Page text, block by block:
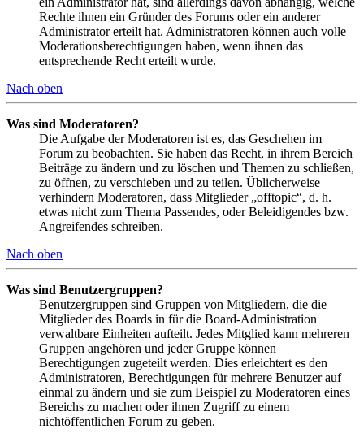
Rechte ihnen ein Gründer des Forums oder ein anderer
Administrator erteilt hat. Administratoren können auch volle
Moderationsberechtigungen haben, wenn ihnen das
entsprechende Recht erteilt wurde.
Nach oben
Was sind Moderatoren?
Die Aufgabe der Moderatoren ist es, das Geschehen im
Forum zu beobachten. Sie haben das Recht, in ihrem Bereich
Beiträge zu ändern und zu löschen und Themen zu schließen,
zu öffnen, zu verschieben und zu teilen. Üblicherweise
verhindern Moderatoren, dass Mitglieder „offtopic“, d. h.
etwas nicht zum Thema Passendes, oder Beleidigendes bzw.
Angreifendes schreiben.
Nach oben
Was sind Benutzergruppen?
Benutzergruppen sind Gruppen von Mitgliedern, die die
Mitglieder des Boards in für die Board-Administration
verwaltbare Einheiten aufteilt. Jedes Mitglied kann mehreren
Gruppen angehören und jeder Gruppe können
Berechtigungen zugeteilt werden. Dies erleichtert es den
Administratoren, Berechtigungen für mehrere Benutzer auf
einmal zu ändern und sie zum Beispiel zu Moderatoren eines
Bereichs zu machen oder ihnen Zugriff zu einem
nichtöffentlichen Forum zu geben.